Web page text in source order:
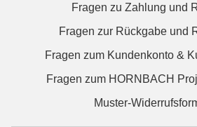
Fragen zu Zahlung und
Fragen zur Rückgabe und
Fragen zum Kundenkonto &
Fragen zum HORNBACH
Muster-